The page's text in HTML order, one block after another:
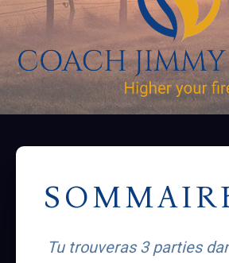
Tu trouveras 3 parties